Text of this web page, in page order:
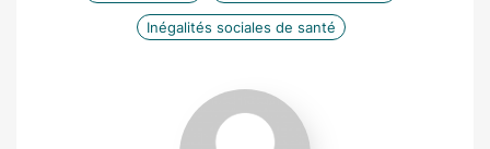
Inégalités sociales de santé
Sarah
Thiriot